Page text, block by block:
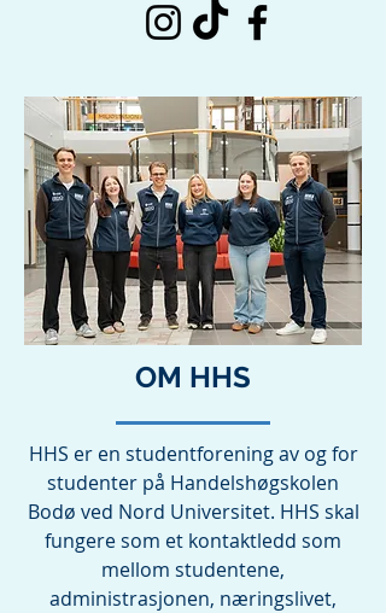
OM HHS
HHS er en studentforening av og for
studenter på Handelshøgskolen
Bodø ved Nord Universitet. HHS skal
fungere som et kontaktledd som
mellom studentene,
administrasjonen, næringslivet,